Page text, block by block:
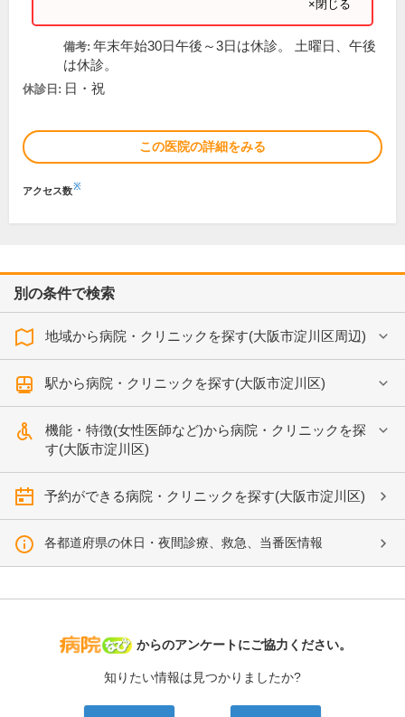
×閉じる
備考: 年末年始30日午後～3日は休診。 土曜日、午後
は休診。
休診日: 日・祝
この医院の詳細をみる
アクセス数※
別の条件で検索
地域から病院・クリニックを探す(大阪市淀川区周辺)
駅から病院・クリニックを探す(大阪市淀川区)
機能・特徴(女性医師など)から病院・クリニックを探
す(大阪市淀川区)
予約ができる病院・クリニックを探す(大阪市淀川区)
各都道府県の休日・夜間診療、救急、当番医情報
病院なび
からのアンケートにご協力ください。
知りたい情報は見つかりましたか?